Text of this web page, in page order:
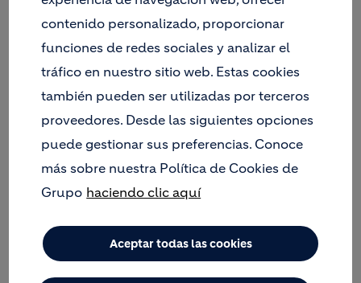
CALCULAR METROS
CUADRADOS
Medir el largo y el ancho: Utiliza una cinta
métrica para medir la longitud y la anchura del
espacio en metros.
Multiplicar largo por ancho
: Aplica la fórmula
básica: largo x ancho = metros cuadrados.
Ejemplos Prácticos
metros de largo por 4 metros de ancho,
entonces 5 x 4 = 20 metros cuadrados.
contenido personalizado, proporcionar
funciones de redes sociales y analizar el
tráfico en nuestro sitio web. Estas cookies
también pueden ser utilizadas por terceros
proveedores. Desde las siguientes opciones
puede gestionar sus preferencias. Conoce
más sobre nuestra Política de Cookies de
Grupo haciendo clic aquí
Aceptar todas las cookies